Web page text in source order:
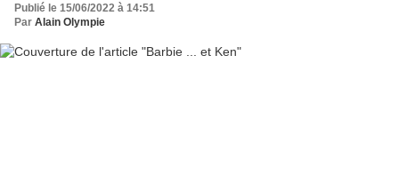
Publié le 15/06/2022 à 14:51
Par Alain Olympie